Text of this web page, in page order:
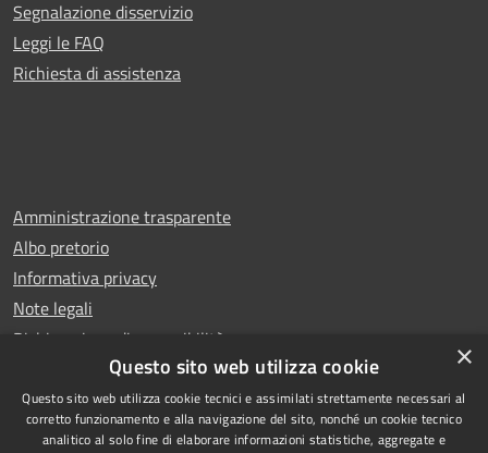
Segnalazione disservizio
Leggi le FAQ
Richiesta di assistenza
Amministrazione trasparente
Albo pretorio
Informativa privacy
Note legali
Dichiarazione di accessibilità
RSS Copyright © 2026 • Comune di
×
Questo sito web utilizza cookie
Questo sito web utilizza cookie tecnici e assimilati strettamente necessari al
corretto funzionamento e alla navigazione del sito, nonché un cookie tecnico
analitico al solo fine di elaborare informazioni statistiche, aggregate e